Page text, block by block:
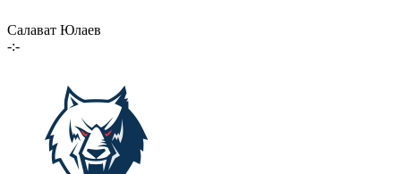
Салават Юлаев
-:-